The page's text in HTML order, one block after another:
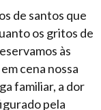
de santos que
os gritos de
às
cena nossa
familiar, a dor
pela